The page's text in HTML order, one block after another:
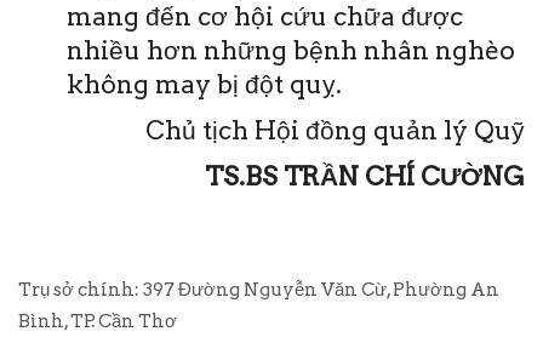
mang đến cơ hội cứu chữa được
nhiều hơn những bệnh nhân nghèo
không may bị đột quỵ.
Chủ tịch Hội đồng quản lý Quỹ
TS.BS TRẦN CHÍ CƯỜNG
Trụ sở chính: 397 Đường Nguyễn Văn Cừ, Phường An
Bình, TP. Cần Thơ